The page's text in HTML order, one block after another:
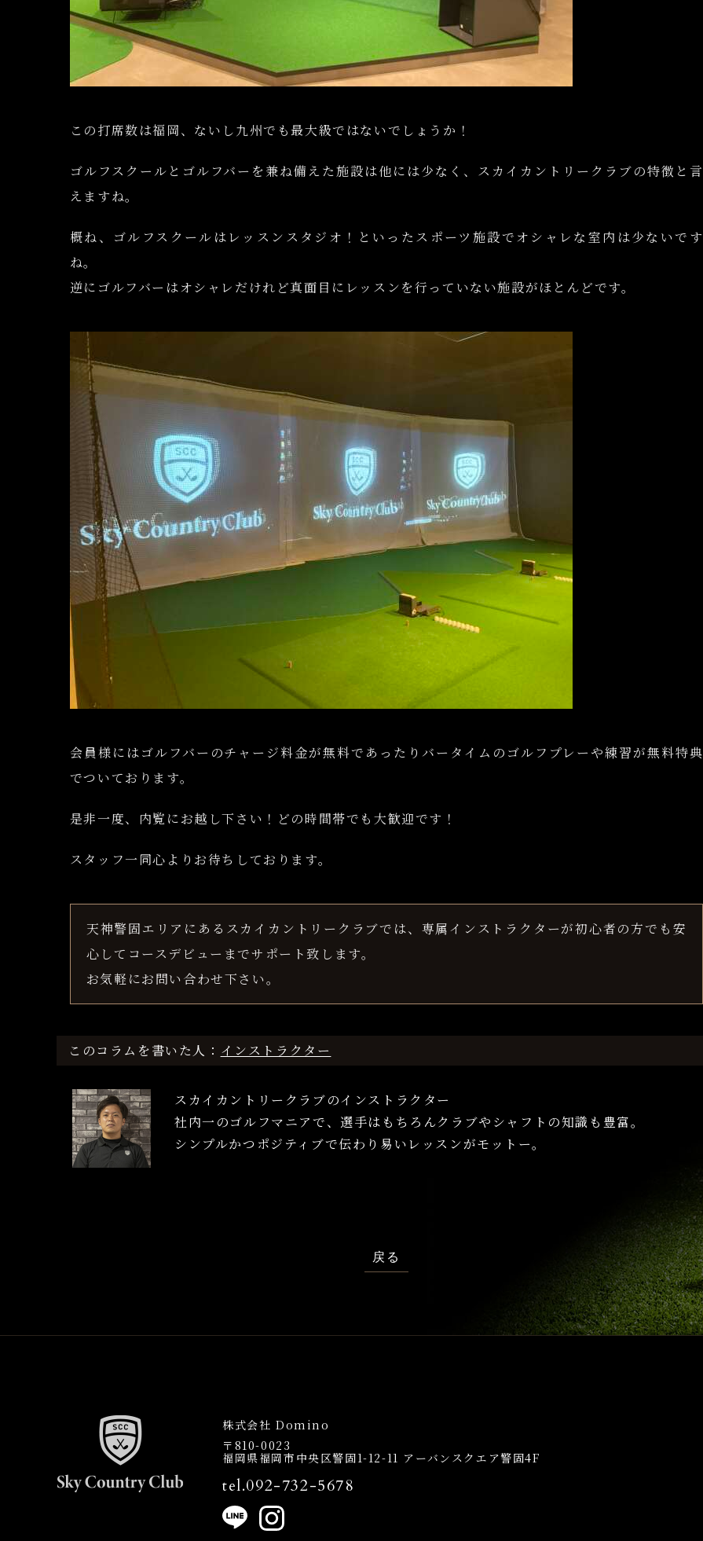
この打席数は福岡、ないし九州でも最大級ではないでしょうか！
ゴルフスクールとゴルフバーを兼ね備えた施設は他には少なく、スカイカントリークラブの特徴と言
えますね。
概ね、ゴルフスクールはレッスンスタジオ！といったスポーツ施設でオシャレな室内は少ないです
ね。
逆にゴルフバーはオシャレだけれど真面目にレッスンを行っていない施設がほとんどです。
会員様にはゴルフバーのチャージ料金が無料であったりバータイムのゴルフプレーや練習が無料特典
でついております。
是非一度、内覧にお越し下さい！どの時間帯でも大歓迎です！
スタッフ一同心よりお待ちしております。
天神警固エリアにあるスカイカントリークラブでは、専属インストラクターが初心者の方でも安
心してコースデビューまでサポート致します。
お気軽にお問い合わせ下さい。
このコラムを書いた人： インストラクター
スカイカントリークラブのインストラクター
社内一のゴルフマニアで、選手はもちろんクラブやシャフトの知識も豊富。
シンプルかつポジティブで伝わり易いレッスンがモットー。
戻る
株式会社 Domino
〒810-0023
福岡県福岡市中央区警固1-12-11 アーバンスクエア警固4F
tel.092-732-5678